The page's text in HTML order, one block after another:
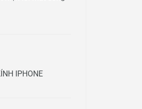
IPHONE